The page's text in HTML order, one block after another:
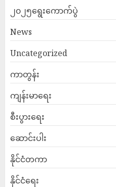
၂၀၂၅ရွေးကောက်ပွဲ
News
Uncategorized
ကာတွန်း
ကျန်းမာရေး
စီးပွားရေး
ဆောင်းပါး
နိုင်ငံတကာ
နိုင်ငံရေး